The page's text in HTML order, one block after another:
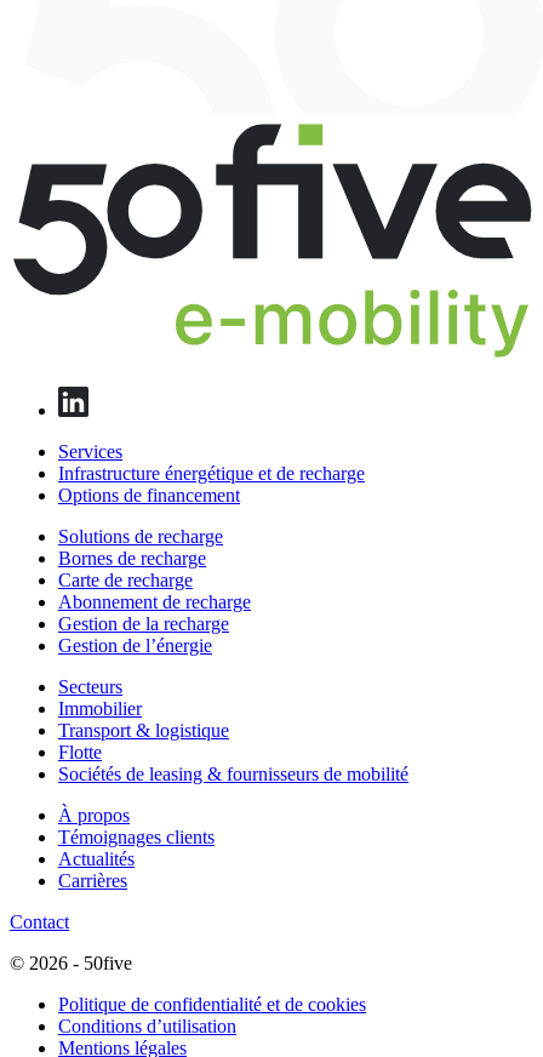
Services
Infrastructure énergétique et de recharge
Options de financement
Solutions de recharge
Bornes de recharge
Carte de recharge
Abonnement de recharge
Gestion de la recharge
Gestion de l’énergie
Secteurs
Immobilier
Transport & logistique
Flotte
Sociétés de leasing & fournisseurs de mobilité
À propos
Témoignages clients
Actualités
Carrières
Contact
© 2026 - 50five
Politique de confidentialité et de cookies
Conditions d’utilisation
Mentions légales